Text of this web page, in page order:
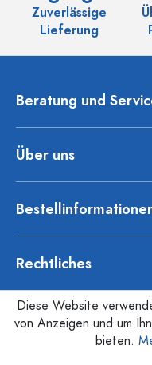
Zuverlässige
Lieferung
Beratung und
Über uns
Rechtliches
Diese Website
von Anzeigen und um
bieten.